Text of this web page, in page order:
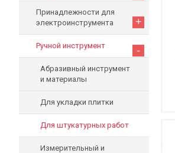
Принадлежности для
электроинструмента
+
Ручной инструмент -
Абразивный инструмент
и материалы
Для укладки плитки
Для штукатурных работ
Измерительный и